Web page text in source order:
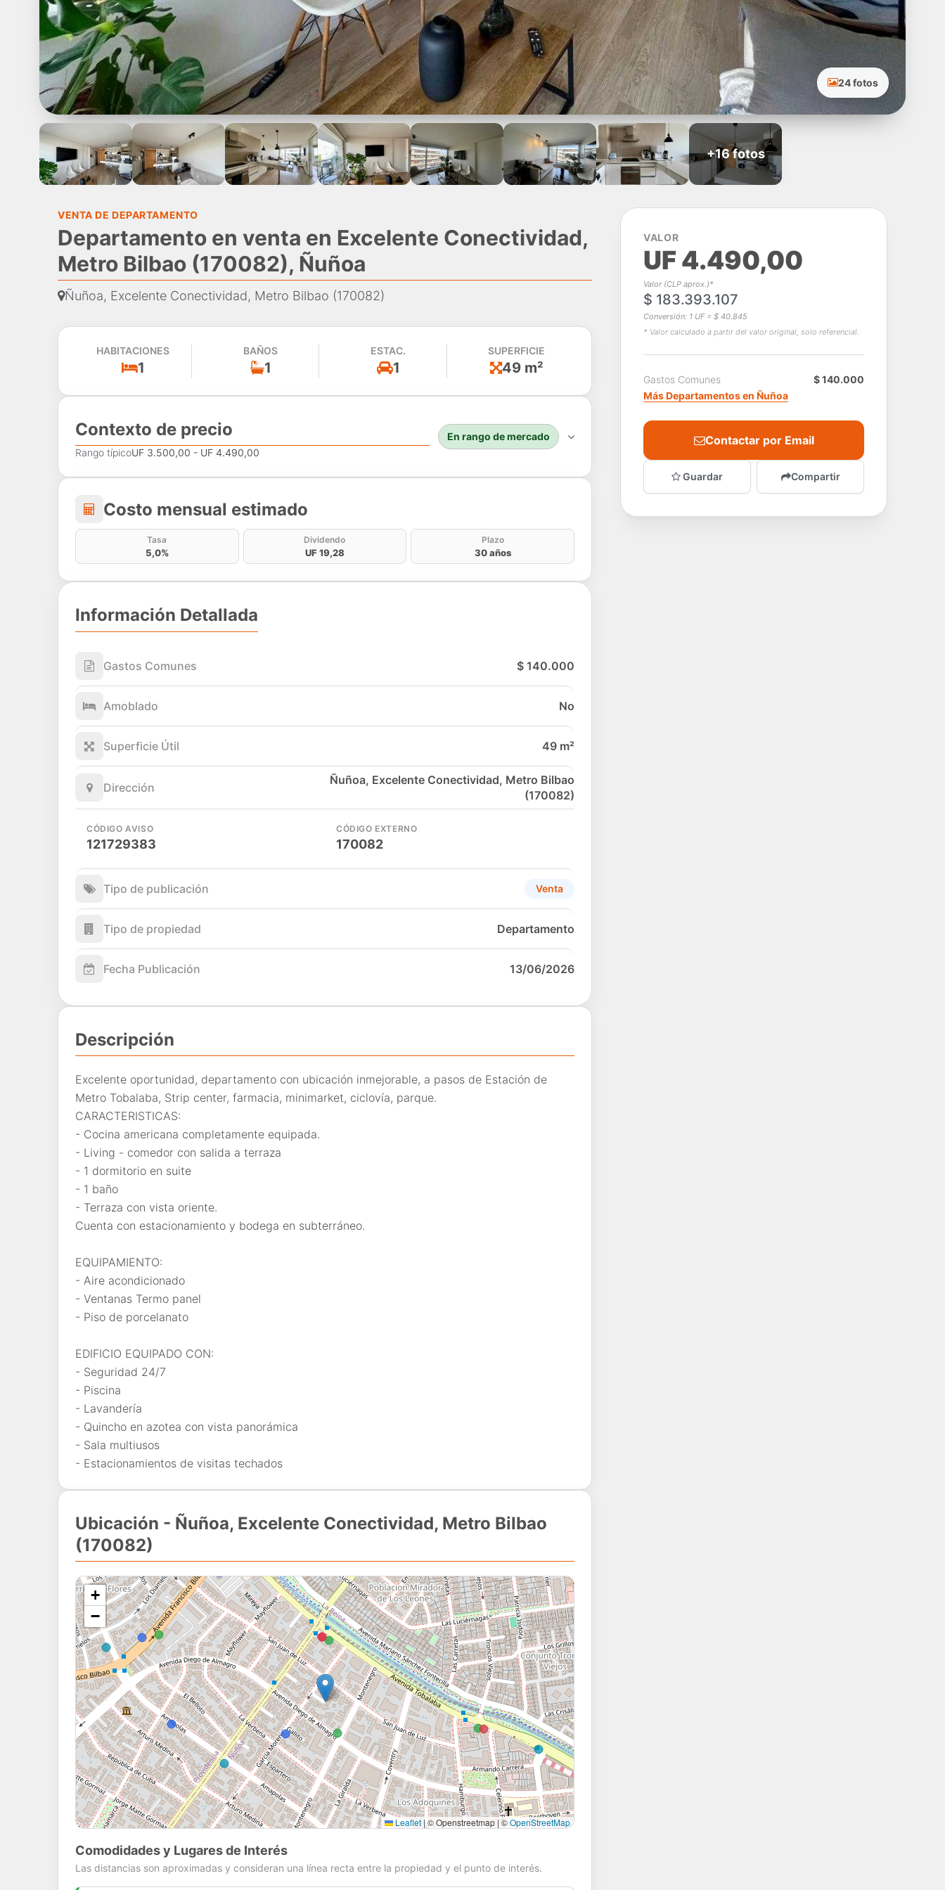
24 fotos
+16 fotos
VENTA DE DEPARTAMENTO
Departamento en venta en Excelente Conectividad,
Metro Bilbao (170082), Ñuñoa
Ñuñoa, Excelente Conectividad, Metro Bilbao (170082)
HABITACIONES
1
BAÑOS
1
ESTAC.
1
SUPERFICIE
49 m²
Contexto de precio
Rango típicoUF 3.500,00 - UF 4.490,00
En rango de mercado
Costo mensual estimado
Costo mensual estimado
Tasa
5,0%
Dividendo
UF 19,28
Plazo
30 años
Información Detallada
Gastos Comunes $ 140.000
Amoblado No
Superficie Útil 49 m²
Dirección
Ñuñoa, Excelente Conectividad, Metro Bilbao
(170082)
CÓDIGO AVISO
121729383
CÓDIGO EXTERNO
170082
Tipo de publicación Venta
Tipo de propiedad Departamento
Fecha Publicación 13/06/2026
Descripción
Excelente oportunidad, departamento con ubicación inmejorable, a pasos de Estación de
Metro Tobalaba, Strip center, farmacia, minimarket, ciclovía, parque.
CARACTERISTICAS:
- Cocina americana completamente equipada.
- Living - comedor con salida a terraza
- 1 dormitorio en suite
- 1 baño
- Terraza con vista oriente.
Cuenta con estacionamiento y bodega en subterráneo.
EQUIPAMIENTO:
- Aire acondicionado
- Ventanas Termo panel
- Piso de porcelanato
EDIFICIO EQUIPADO CON:
- Seguridad 24/7
- Piscina
- Lavandería
- Quincho en azotea con vista panorámica
- Sala multiusos
- Estacionamientos de visitas techados
Ubicación - Ñuñoa, Excelente Conectividad, Metro Bilbao
(170082)
+
−
Leaflet| © Openstreetmap | ©OpenStreetMap
Comodidades y Lugares de Interés
Las distancias son aproximadas y consideran una línea recta entre la propiedad y el punto de interés.
VALOR
UF 4.490,00
Valor (CLP aprox.)*
$ 183.393.107
Conversión: 1 UF = $ 40.845
* Valor calculado a partir del valor original, solo referencial.
Gastos Comunes
$ 140.000
Más Departamentos en Ñuñoa
Contactar por Email
Guardar Compartir